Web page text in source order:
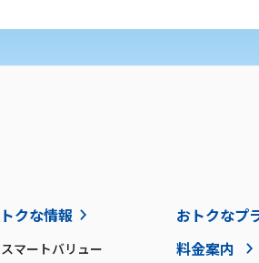
クな情報
マートバリュー
おトクなプ
料金案内